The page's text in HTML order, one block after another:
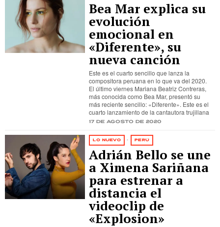
Bea Mar explica su
evolución
emocional en
«Diferente», su
nueva canción
Este es el cuarto sencillo que lanza la
compositora peruana en lo que va del 2020.
El último viernes Mariana Beatriz Contreras,
más conocida como Bea Mar, presentó su
más reciente sencillo: «Diferente». Este es el
cuarto lanzamiento de la cantautora trujillana
17 de agosto de 2020
LO NUEVO · PERÚ
Adrián Bello se une
a Ximena Sariñana
para estrenar a
distancia el
videoclip de
«Explosion»